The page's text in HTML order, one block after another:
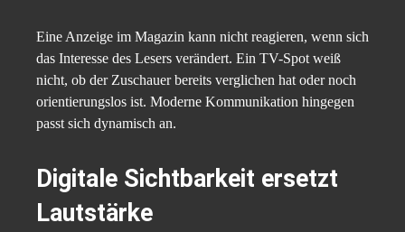
Eine Anzeige im Magazin kann nicht reagieren, wenn sich
das Interesse des Lesers verändert. Ein TV-Spot weiß
nicht, ob der Zuschauer bereits verglichen hat oder noch
orientierungslos ist. Moderne Kommunikation hingegen
passt sich dynamisch an.
Digitale Sichtbarkeit ersetzt
Lautstärke